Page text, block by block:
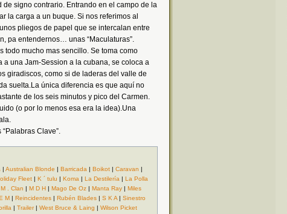
signo contrario. Entrando en el campo de la
la carga a un buque. Si nos referimos al
pliegos de papel que se intercalan entre
pa entendernos… unas “Maculaturas”.
todo mucho mas sencillo. Se toma como
a una Jam-Session a la cubana, se coloca a
giradiscos, como si de laderas del valle de
suelta.La única diferencia es que aquí no
de los seis minutos y pico del Carmen.
(o por lo menos esa era la idea).Una
Clave”.
| Australian Blonde | Barricada | Boikot | Caravan |
Fleet | K ´ tulu | Koma | La Destilería | La Polla
M . Clan | M D H | Mago De Oz | Manta Ray | Miles
M | Reincidentes | Rubén Blades | S K A | Sinestro
| Trailer| West Bruce & Laing | Wilson Picket